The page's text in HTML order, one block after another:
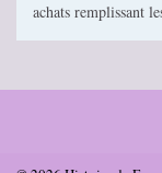
achats remplissant